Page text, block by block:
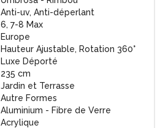
Anti-uv, Anti-déperlant
6, 7-8 Max
Europe
Hauteur Ajustable, Rotation 360°
Luxe Déporté
235 cm
Jardin et Terrasse
Autre Formes
Aluminium - Fibre de Verre
Acrylique